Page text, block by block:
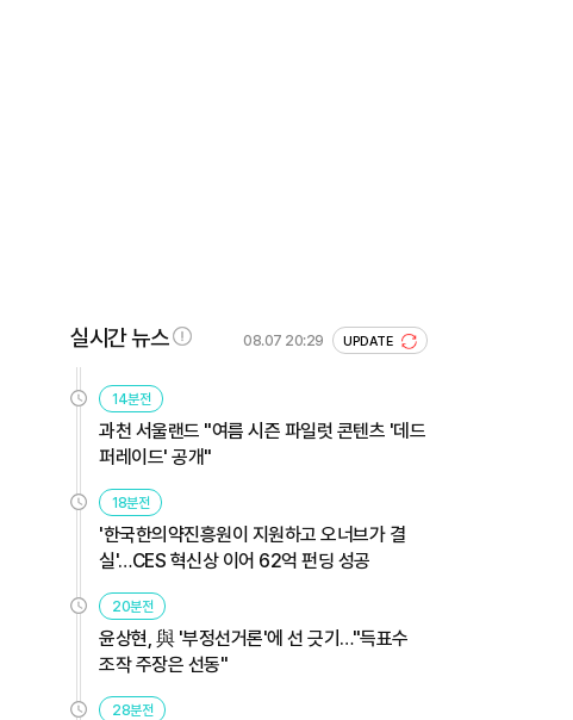
실시간 뉴스 08.07 20:29 UPDATE
14분전
과천 서울랜드 "여름 시즌 파일럿 콘텐츠 '데드
퍼레이드' 공개"
18분전
'한국한의약진흥원이 지원하고 오너브가 결
실'…CES 혁신상 이어 62억 펀딩 성공
20분전
윤상현, 與 '부정선거론'에 선 긋기…"득표수
조작 주장은 선동"
28분전